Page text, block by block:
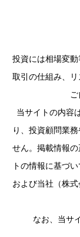
投資には相場変
取引の仕組み、
当サイトの内容
り、投資顧問業
せん。掲載情報
トの情報に基づ
および当社（株
なお、当サ